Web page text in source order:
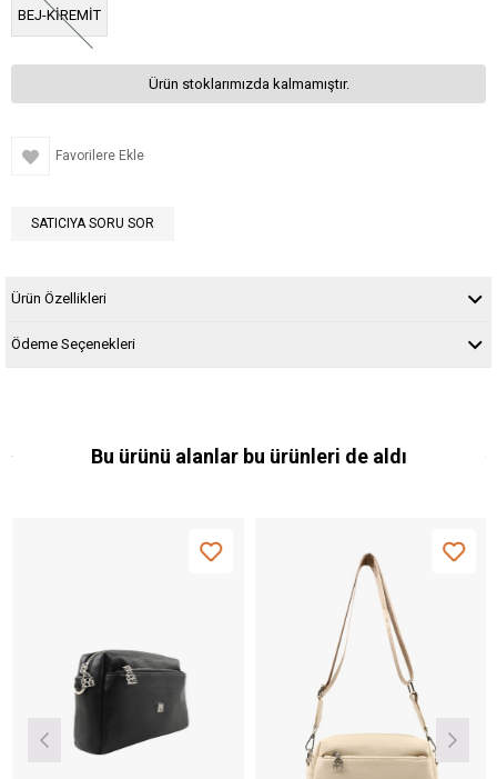
BEJ-KİREMİT
Ürün stoklarımızda kalmamıştır.
Favorilere Ekle
SATICIYA SORU SOR
Ürün Özellikleri
Ödeme Seçenekleri
Bu ürünü alanlar bu ürünleri de aldı